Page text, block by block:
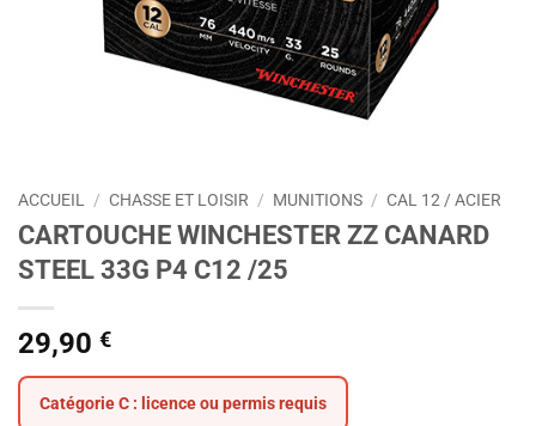
ACCUEIL / CHASSE ET LOISIR / MUNITIONS / CAL 12 / ACIER
CARTOUCHE WINCHESTER ZZ CANARD
STEEL 33G P4 C12 /25
29,90 €
Catégorie C : licence ou permis requis